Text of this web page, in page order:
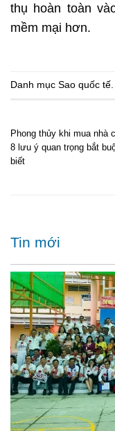
thụ hoàn toàn
mềm mại hơn.
Danh mục Sao quốc tế
Phong thủy khi mua nhà
8 lưu ý quan trọng bắt
biết
Tin mới